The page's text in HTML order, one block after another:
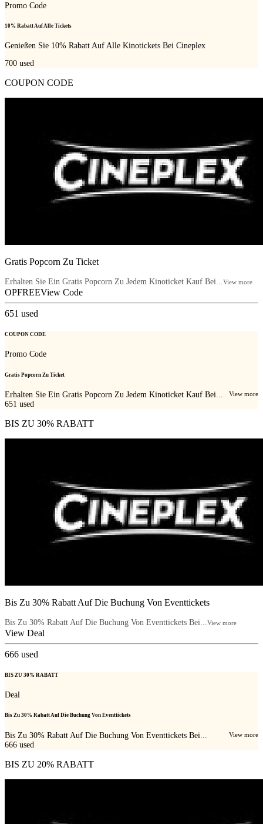
Promo Code
10% Rabatt Auf Alle Tickets
Genießen Sie 10% Rabatt Auf Alle Kinotickets Bei Cineplex
700 used
COUPON CODE
Gratis Popcorn Zu Ticket
Erhalten Sie Ein Gratis Popcorn Zu Jedem Kinoticket Kauf Bei... View more
OPFREEView Code
651 used
COUPON CODE
Promo Code
Gratis Popcorn Zu Ticket
Erhalten Sie Ein Gratis Popcorn Zu Jedem Kinoticket Kauf Bei... View more
651 used
BIS ZU 30% RABATT
Bis Zu 30% Rabatt Auf Die Buchung Von Eventtickets
Bis Zu 30% Rabatt Auf Die Buchung Von Eventtickets Bei... View more
View Deal
666 used
BIS ZU 30% RABATT
Deal
Bis Zu 30% Rabatt Auf Die Buchung Von Eventtickets
Bis Zu 30% Rabatt Auf Die Buchung Von Eventtickets Bei... View more
666 used
BIS ZU 20% RABATT